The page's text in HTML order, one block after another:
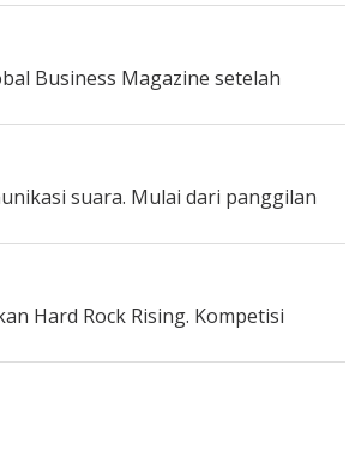
Business Magazine setelah
suara. Mulai dari panggilan
Hard Rock Rising. Kompetisi